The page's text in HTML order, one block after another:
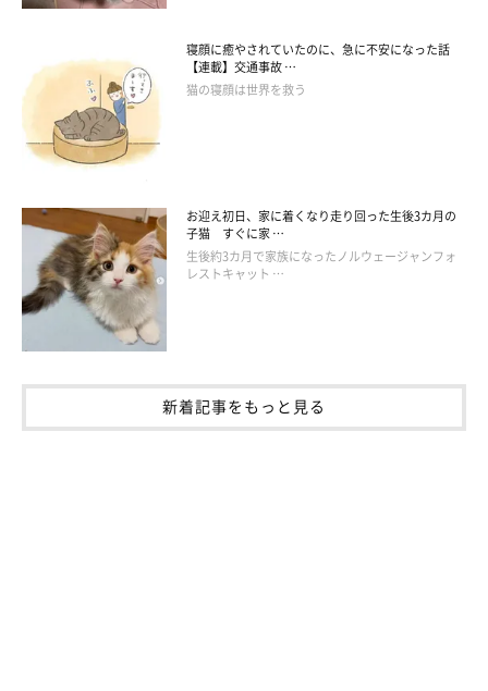
寝顔に癒やされていたのに、急に不安になった話
【連載】交通事故 …
猫の寝顔は世界を救う
お迎え初日、家に着くなり走り回った生後3カ月の
子猫 すぐに家 …
生後約3カ月で家族になったノルウェージャンフォ
レストキャット …
新着記事をもっと見る